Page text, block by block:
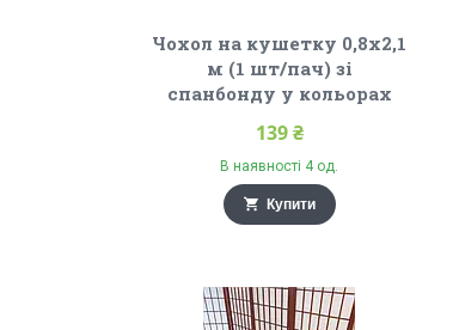
Чохол на кушетку 0,8х2,1
м (1 шт/пач) зі
спанбонду у кольорах
139 ₴
В наявності 4 од.
Купити